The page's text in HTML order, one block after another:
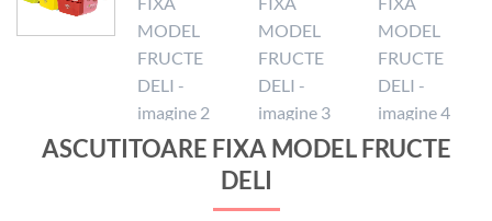
ASCUTITOARE FIXA MODEL FRUCTE
DELI